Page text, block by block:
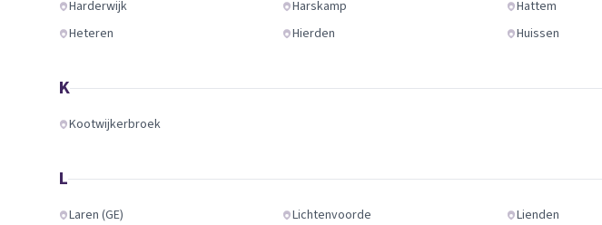
Harderwijk Harskamp Hattem
Heteren
Hierden Huissen
K
Kootwijkerbroek
L
Laren (GE) Lichtenvoorde Lienden